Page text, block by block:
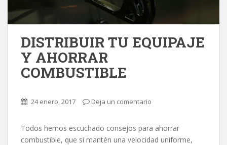
DISTRIBUIR TU EQUIPAJE
Y AHORRAR
COMBUSTIBLE
24 enero, 2017 Deja un comentario
Todos hemos escuchado consejos para ahorrar
combustible, que si mantén una velocidad uniforme,